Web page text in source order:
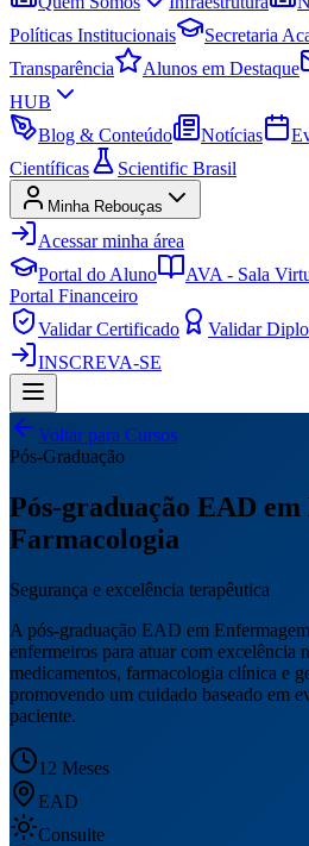
Políticas Institucionais
Secretaria
Transparência
Alunos em Destaque
HUB
Blog & Conteúdo
Notícias
Científicas
Scientific Brasil
Minha Rebouças
Acessar minha área
Portal do Aluno
AVA - Sala
Portal Financeiro
Validar Certificado
Validar
INSCREVA-SE
Voltar para Cursos
Pós-Graduação
Pós-graduação EAD
Farmacologia
Segurança e excelência terapêutica
A pós-graduação EAD em
enfermeiros para atuar com excelência
medicamentos, farmacologia clínica e
promovendo um cuidado baseado em
paciente.
12 Meses
EAD
Consulte